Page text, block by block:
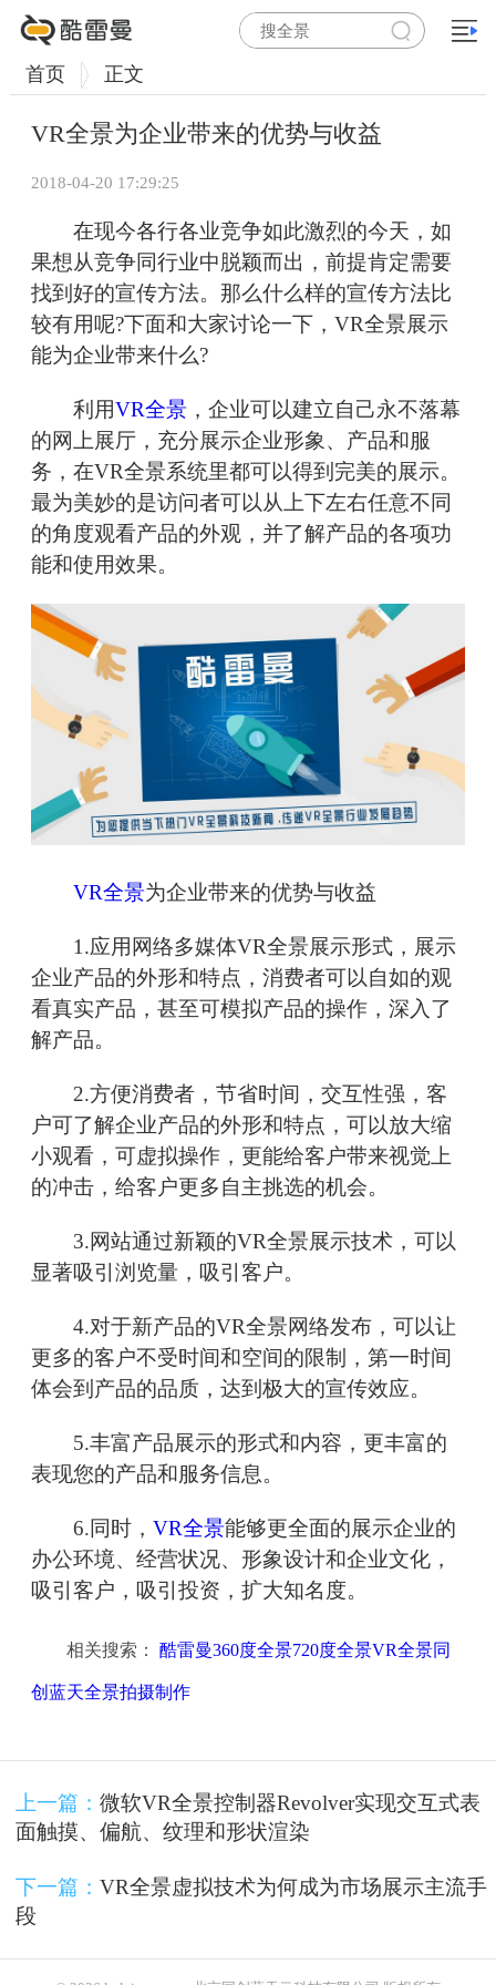
首页 正文
VR全景为企业带来的优势与收益
2018-04-20 17:29:25
在现今各行各业竞争如此激烈的今天，如
果想从竞争同行业中脱颖而出，前提肯定需要
找到好的宣传方法。那么什么样的宣传方法比
较有用呢?下面和大家讨论一下，VR全景展示
能为企业带来什么?
利用VR全景 ，企业可以建立自己永不落幕
的网上展厅，充分展示企业形象、产品和服
务，在VR全景系统里都可以得到完美的展示。
最为美妙的是访问者可以从上下左右任意不同
的角度观看产品的外观，并了解产品的各项功
能和使用效果。
VR全景为企业带来的优势与收益
1.应用网络多媒体VR全景展示形式，展示
企业产品的外形和特点，消费者可以自如的观
看真实产品，甚至可模拟产品的操作，深入了
解产品。
2.方便消费者，节省时间，交互性强，客
户可了解企业产品的外形和特点，可以放大缩
小观看，可虚拟操作，更能给客户带来视觉上
的冲击，给客户更多自主挑选的机会。
3.网站通过新颖的VR全景展示技术，可以
显著吸引浏览量，吸引客户。
4.对于新产品的VR全景网络发布，可以让
更多的客户不受时间和空间的限制，第一时间
体会到产品的品质，达到极大的宣传效应。
5.丰富产品展示的形式和内容，更丰富的
表现您的产品和服务信息。
6.同时， VR全景能够更全面的展示企业的
办公环境、经营状况、形象设计和企业文化，
吸引客户，吸引投资，扩大知名度。
相关搜索： 酷雷曼360度全景720度全景VR全景同
创蓝天全景拍摄制作
上一篇： 微软VR全景控制器Revolver实现交互式表
面触摸、偏航、纹理和形状渲染
下一篇： VR全景虚拟技术为何成为市场展示主流手
段